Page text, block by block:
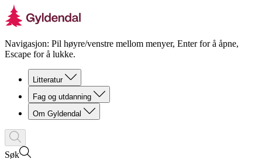
Navigasjon: Pil høyre/venstre mellom menyer, Enter for å åpne,
Escape for å lukke.
Litteratur
Fag og utdanning
Om Gyldendal
Søk